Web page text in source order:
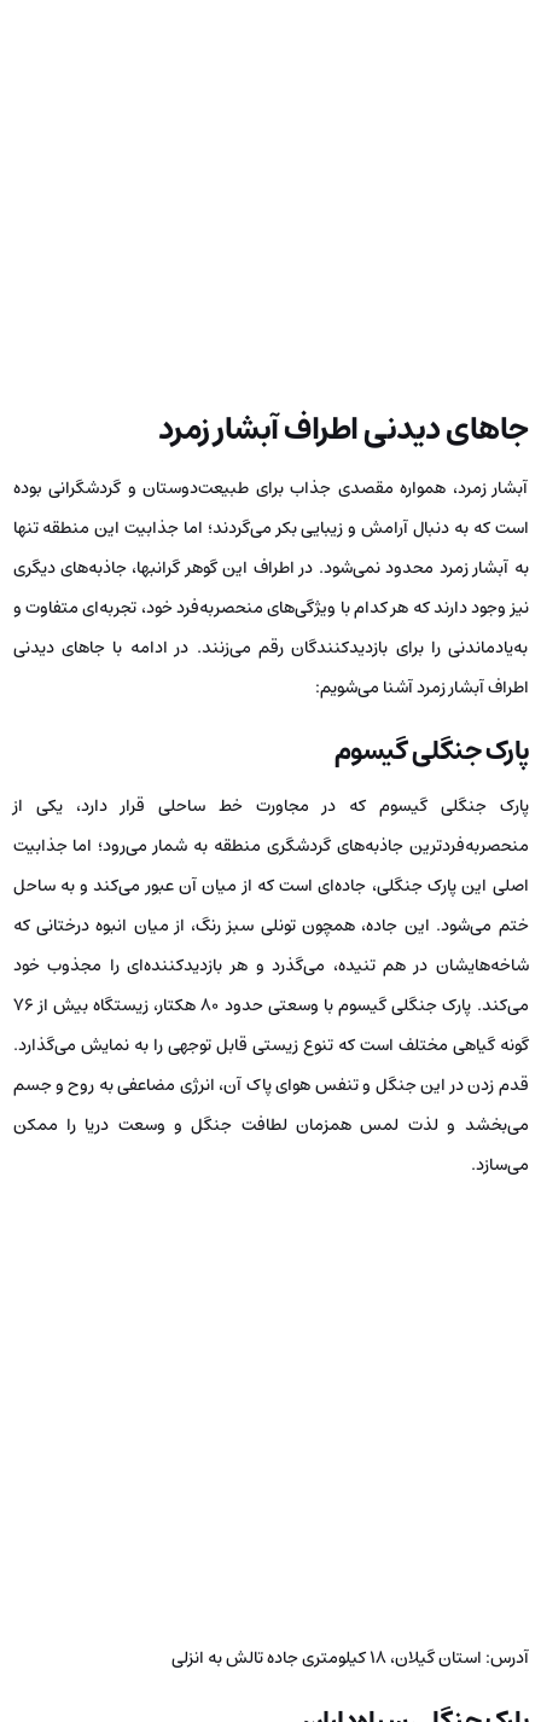
جاهای دیدنی اطراف آبشار زمرد
آبشار زمرد، همواره مقصدی جذاب برای طبیعت‌دوستان و گردشگرانی بوده
است که به دنبال آرامش و زیبایی بکر می‌گردند؛ اما جذابیت این منطقه تنها
به آبشار زمرد محدود نمی‌شود. در اطراف این گوهر گرانبها، جاذبه‌های دیگری
نیز وجود دارند که هر کدام با ویژگی‌های منحصربه‌فرد خود، تجربه‌ای متفاوت و
به‌یادماندنی را برای بازدیدکنندگان رقم می‌زنند. در ادامه با جاهای دیدنی
اطراف آبشار زمرد آشنا می‌شویم:
پارک جنگلی گیسوم
پارک جنگلی گیسوم که در مجاورت خط ساحلی قرار دارد، یکی از
منحصربه‌فردترین جاذبه‌های گردشگری منطقه به شمار می‌رود؛ اما جذابیت
اصلی این پارک جنگلی، جاده‌ای است که از میان آن عبور می‌کند و به ساحل
ختم می‌شود. این جاده، همچون تونلی سبز رنگ، از میان انبوه درختانی که
شاخه‌هایشان در هم تنیده‌، می‌گذرد و هر بازدیدکننده‌ای را مجذوب خود
می‌کند. پارک جنگلی گیسوم با وسعتی حدود ۸۰ هکتار، زیستگاه بیش از ۷۶
گونه گیاهی مختلف است که تنوع زیستی قابل توجهی را به نمایش می‌گذارد.
قدم زدن در این جنگل و تنفس هوای پاک آن، انرژی مضاعفی به روح و جسم
می‌بخشد و لذت لمس همزمان لطافت جنگل و وسعت دریا را ممکن
می‌سازد.
آدرس: استان گیلان، ۱۸ کیلومتری جاده تالش به انزلی